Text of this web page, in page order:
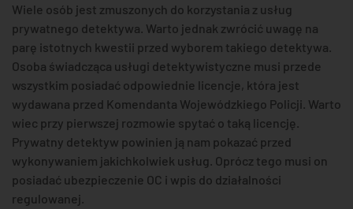
DOBRE
BIURO
DETEKTYWISTYCZNE?
Wiele osób jest zmuszonych do korzystania z usług
prywatnego detektywa. Warto jednak zwrócić uwagę na
parę istotnych kwestii przed wyborem takiego detektywa.
Osoba świadcząca usługi detektywistyczne musi przede
wszystkim posiadać odpowiednie licencje, która jest
wydawana przed Komendanta Wojewódzkiego Policji. Warto
wiec przy pierwszej rozmowie spytać o taką licencję.
Prywatny detektyw powinien ją nam pokazać przed
wykonywaniem jakichkolwiek usług. Oprócz tego musi on
posiadać ubezpieczenie OC i wpis do działalności
regulowanej.